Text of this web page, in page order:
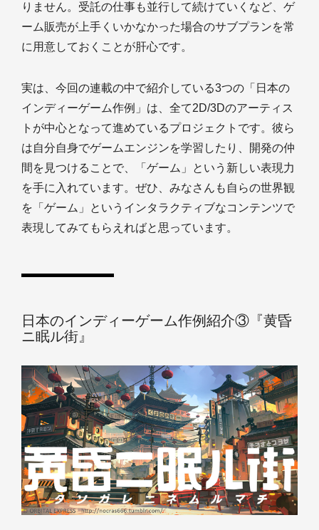
りません。受託の仕事も並行して続けていくなど、ゲ
ーム販売が上手くいかなかった場合のサブプランを常
に用意しておくことが肝心です。
実は、今回の連載の中で紹介している3つの「日本の
インディーゲーム作例」は、全て2D/3Dのアーティス
トが中心となって進めているプロジェクトです。彼ら
は自分自身でゲームエンジンを学習したり、開発の仲
間を見つけることで、「ゲーム」という新しい表現力
を手に入れています。ぜひ、みなさんも自らの世界観
を「ゲーム」というインタラクティブなコンテンツで
表現してみてもらえればと思っています。
日本のインディーゲーム作例紹介③『黄昏
ニ眠ル街』